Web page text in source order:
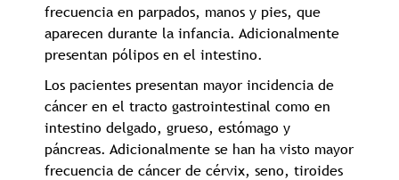
frecuencia en parpados, manos y pies, que
aparecen durante la infancia. Adicionalmente
presentan pólipos en el intestino.
Los pacientes presentan mayor incidencia de
cáncer en el tracto gastrointestinal como en
intestino delgado, grueso, estómago y
páncreas. Adicionalmente se han ha visto mayor
frecuencia de cáncer de cérvix, seno, tiroides